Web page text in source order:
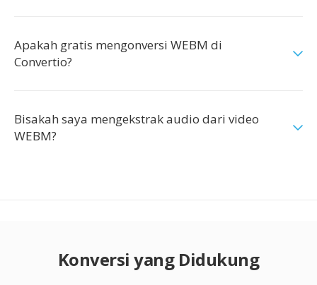
Apakah gratis mengonversi WEBM di
Convertio?
Bisakah saya mengekstrak audio dari video
WEBM?
Konversi yang Didukung